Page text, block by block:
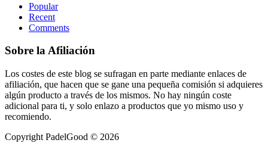
Popular
Recent
Comments
Sobre la Afiliación
Los costes de este blog se sufragan en parte mediante enlaces de
afiliación, que hacen que se gane una pequeña comisión si adquieres
algún producto a través de los mismos. No hay ningún coste
adicional para ti, y solo enlazo a productos que yo mismo uso y
recomiendo.
Copyright PadelGood © 2026